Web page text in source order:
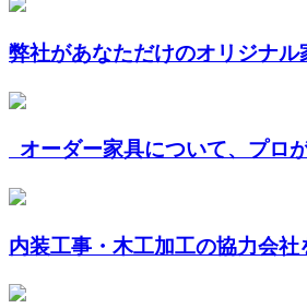
弊社があなただけのオリジナル
オーダー家具について、プロ
内装工事・木工加工の協力会